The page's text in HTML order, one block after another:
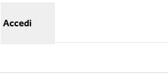
Accedi